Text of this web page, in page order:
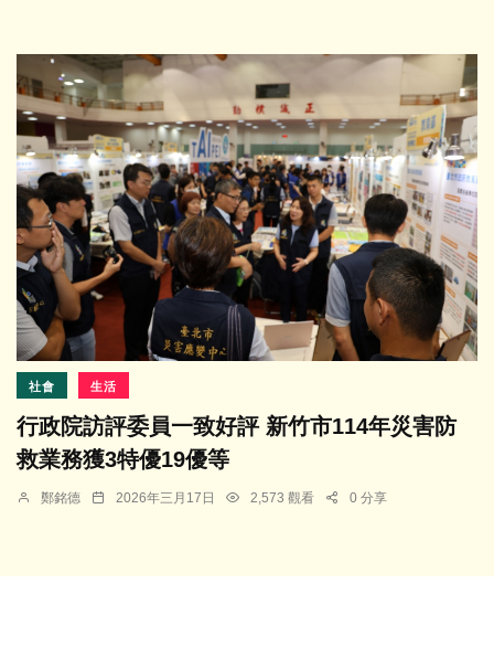
社會 生活
行政院訪評委員一致好評 新竹市114年災害防
救業務獲3特優19優等
鄭銘德 2026年三月17日 2,573 觀看 0 分享